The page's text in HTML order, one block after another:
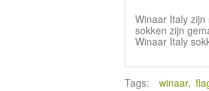
Winaar Italy
sokken zijn
Winaar Italy
Tags: winaar,